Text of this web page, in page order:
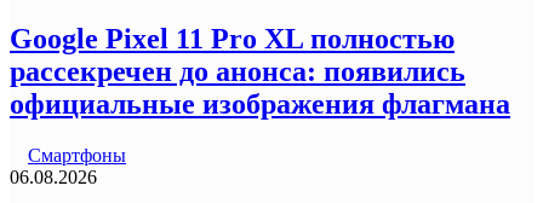
Google Pixel 11 Pro XL полностью
рассекречен до анонса: появились
официальные изображения флагмана
Смартфоны
06.08.2026